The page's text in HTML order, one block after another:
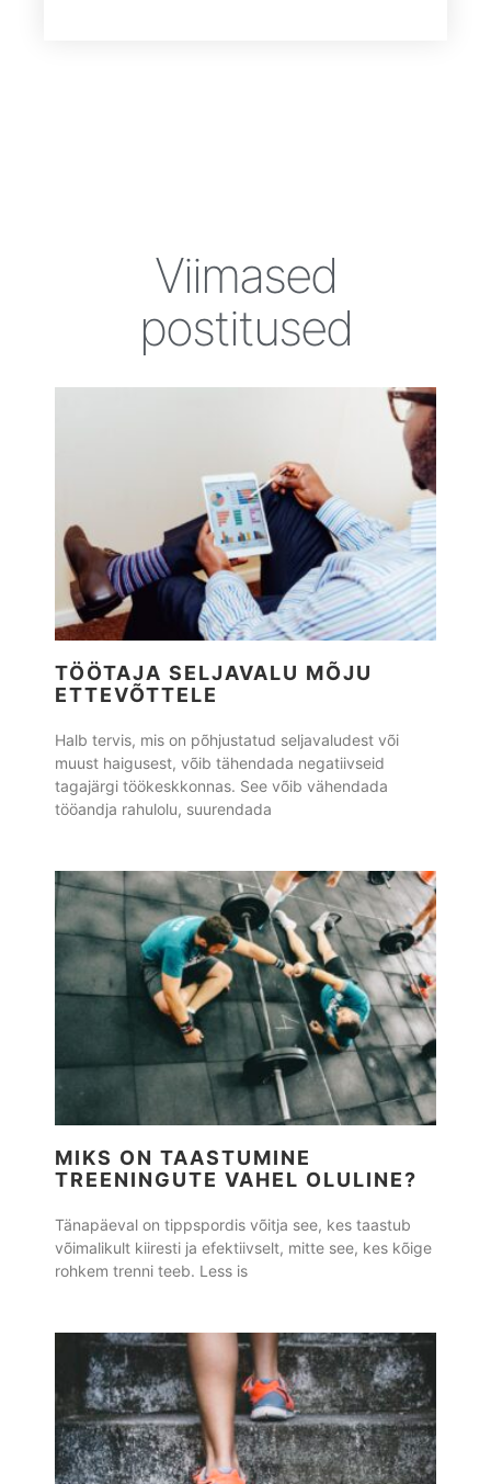
Viimased
postitused
TÖÖTAJA SELJAVALU MÕJU
ETTEVÕTTELE
Halb tervis, mis on põhjustatud seljavaludest või
muust haigusest, võib tähendada negatiivseid
tagajärgi töökeskkonnas. See võib vähendada
tööandja rahulolu, suurendada
MIKS ON TAASTUMINE
TREENINGUTE VAHEL OLULINE?
Tänapäeval on tippspordis võitja see, kes taastub
võimalikult kiiresti ja efektiivselt, mitte see, kes kõige
rohkem trenni teeb. Less is